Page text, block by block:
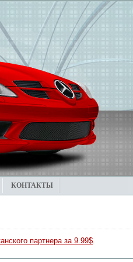
КОНТАКТЫ
партнера за 9.99$.